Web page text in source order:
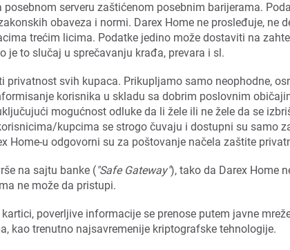
serveru zaštićenom posebnim barijerama.
obaveza i normi. Darex Home ne prosleđuje, ne
trećim licima. Podatke jedino može dostaviti na
to slučaj u sprečavanju krađa, prevara i sl.
privatnost svih kupaca. Prikupljamo samo neophodne,
korisnika u skladu sa dobrim poslovnim
mogućnost odluke da li žele ili ne žele da se
kupcima se strogo čuvaju i dostupni su samo
Home-u odgovorni su za poštovanje načela zaštite
na sajtu banke ("Safe Gateway"), tako da Darex Home
ne može da pristupi.
poverljive informacije se prenose putem javne
kao trenutno najsavremenije kriptografske tehnologije.